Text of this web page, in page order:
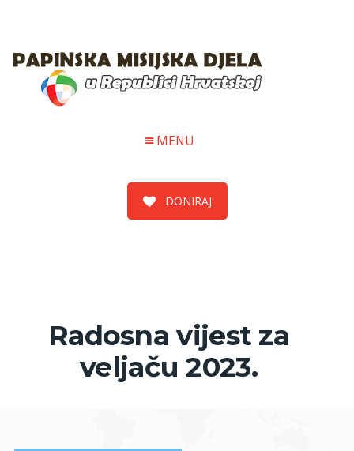
MENU
DONIRAJ
Radosna vijest za
veljaču 2023.